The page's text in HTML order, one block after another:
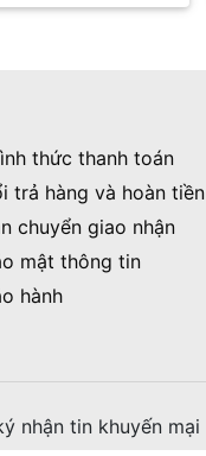
thức thanh toán
trả hàng và hoàn tiền
chuyển giao nhận
mật thông tin
hành
nhận tin khuyến mại